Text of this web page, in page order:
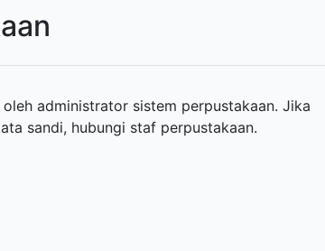
administrator sistem perpustakaan. Jika
sandi, hubungi staf perpustakaan.